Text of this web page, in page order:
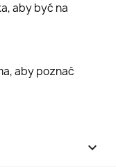
aby być na
aby poznać
